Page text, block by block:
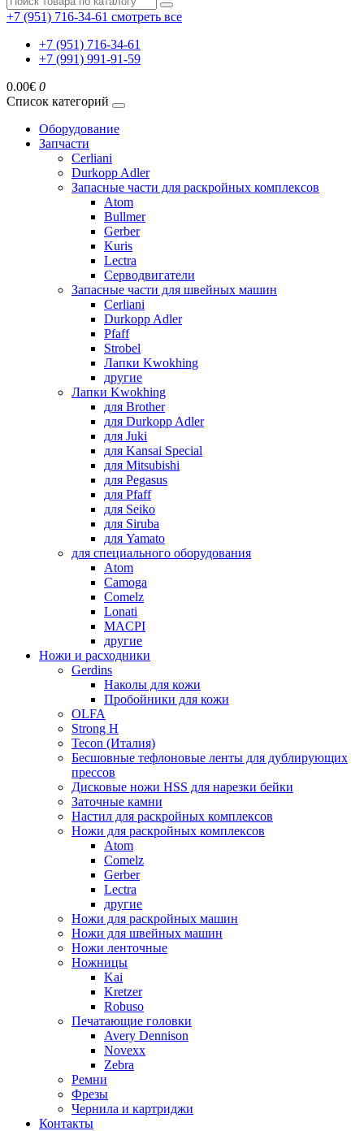
+7 (951) 716-34-61 смотреть все
+7 (951) 716-34-61
+7 (991) 991-91-59
0.00€ 0
Список категорий
Оборудование
Запчасти
Cerliani
Durkopp Adler
Запасные части для раскройных комплексов
Atom
Bullmer
Gerber
Kuris
Lectra
Серводвигатели
Запасные части для швейных машин
Cerliani
Durkopp Adler
Pfaff
Strobel
Лапки Kwokhing
другие
Лапки Kwokhing
для Brother
для Durkopp Adler
для Juki
для Kansai Special
для Mitsubishi
для Pegasus
для Pfaff
для Seiko
для Siruba
для Yamato
для специального оборудования
Atom
Camoga
Comelz
Lonati
MACPI
другие
Ножи и расходники
Gerdins
Наколы для кожи
Пробойники для кожи
OLFA
Strong H
Tecon (Италия)
Бесшовные тефлоновые ленты для дублирующих
прессов
Дисковые ножи HSS для нарезки бейки
Заточные камни
Настил для раскройных комплексов
Ножи для раскройных комплексов
Atom
Comelz
Gerber
Lectra
другие
Ножи для раскройных машин
Ножи для швейных машин
Ножи ленточные
Ножницы
Kai
Kretzer
Robuso
Печатающие головки
Avery Dennison
Novexx
Zebra
Ремни
Фрезы
Чернила и картриджи
Контакты